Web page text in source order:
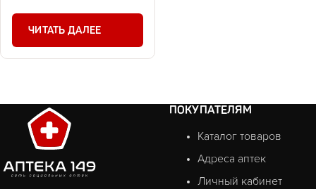
ЧИТАТЬ ДАЛЕЕ
ПОКУПАТЕЛЯМ
Каталог товаров
Адреса аптек
Личный кабинет